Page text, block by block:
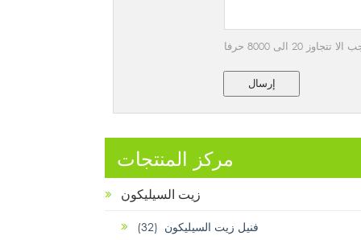
الى 8000 حرفا
إرسال
مركز المنتجات
زيت السيليكون
فنيل زيت السيليكون (32)